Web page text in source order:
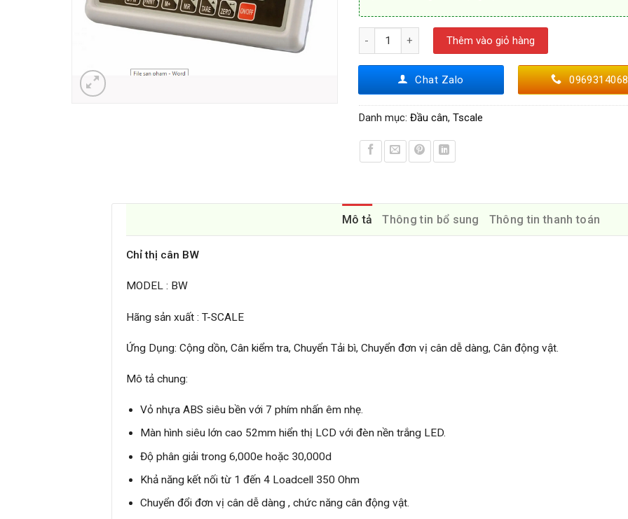
Đầu cân BW - Tscale số lượngThêm vào giỏ hàng
Chat Zalo 0969314068
Danh mục: Đầu cân, Tscale
Mô tả Thông tin bổ sung Thông tin thanh toán
Chỉ thị cân BW
MODEL : BW
Hãng sản xuất : T-SCALE
Ứng Dụng: Cộng dồn, Cân kiểm tra, Chuyển Tải bì, Chuyển đơn vị cân dễ dàng, Cân động vật.
Mô tả chung:
Vỏ nhựa ABS siêu bền với 7 phím nhấn êm nhẹ.
Màn hình siêu lớn cao 52mm hiển thị LCD với đèn nền trắng LED.
Độ phân giải trong 6,000e hoặc 30,000d
Khả năng kết nối từ 1 đến 4 Loadcell 350 Ohm
Chuyển đổi đơn vị cân dễ dàng , chức năng cân động vật.